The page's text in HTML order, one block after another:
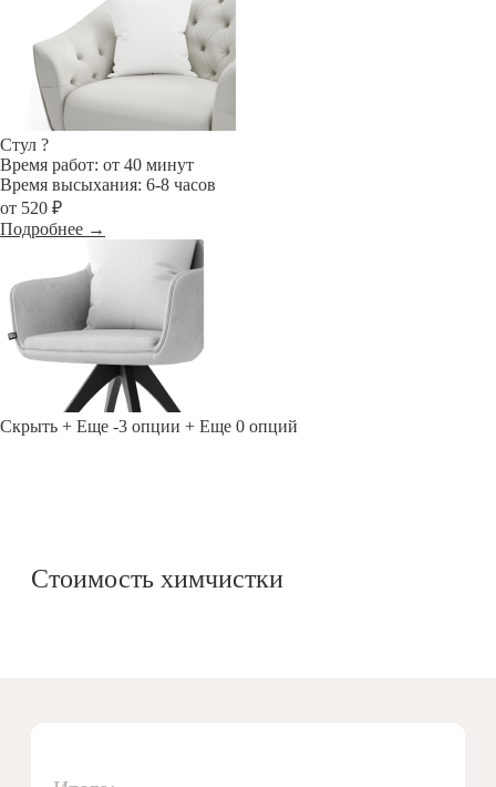
Стул ?
Время работ: от 40 минут
Время высыхания: 6-8 часов
от 520 ₽
Подробнее →
Скрыть + Еще -3 опции + Еще 0 опций
Стоимость химчистки